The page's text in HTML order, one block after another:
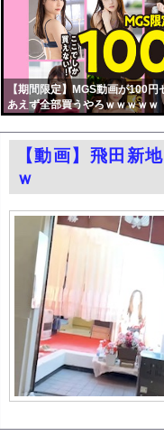
エロ漫画『八尺耽溺奇談』を
【画像】原爆資料館でPTSD
【動画】東大生ｖｓ キャバ嬢
中国製自動車、不具合によりド
井上晴美、乳首ヘアヌードや
中国人の子供が溺れ、周りに
今日撮れたK大学文〇学部JD1
お前らがメイドイン韓国で認
中国「大洪水！」三峡ダム「
職場の人妻と不倫をして、つい
韓国国会、サッカー前代表監
日本旅行キャンセルすべきか
うちのネコが目の前にいた。
女芸人の吉住さん（36）メイ
若林有子アナ うっすらと透け
【期間限定】MGS動画が100
あえず全部買うやろｗｗｗｗｗ
ンク
自動
更新
【動画】飛田新
ｗ